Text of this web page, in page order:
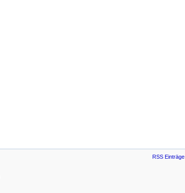
RSS Einträge